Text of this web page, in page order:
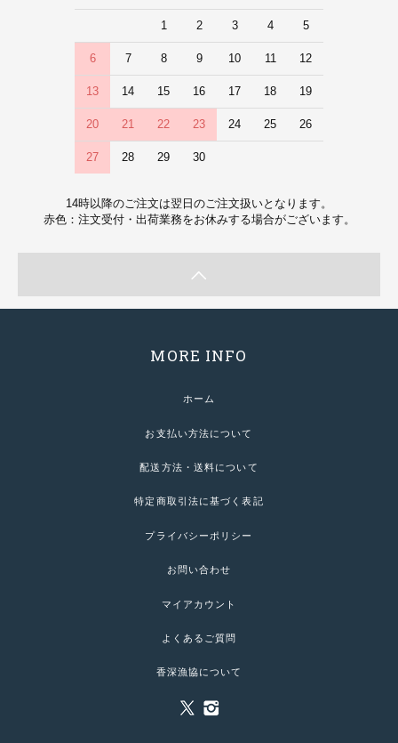
1 2 3 4 5
6 7 8 9 10 11 12
13 14 15 16 17 18 19
20 21 22 23 24 25 26
27 28 29 30
14時以降のご注文は翌日のご注文扱いとなります。
赤色：注文受付・出荷業務をお休みする場合がございます。
MORE INFO
ホーム
お支払い方法について
配送方法・送料について
特定商取引法に基づく表記
プライバシーポリシー
お問い合わせ
マイアカウント
よくあるご質問
香深漁協について